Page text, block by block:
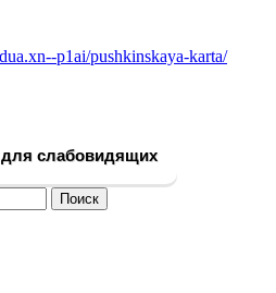
p1ai/pushkinskaya-karta/
слабовидящих